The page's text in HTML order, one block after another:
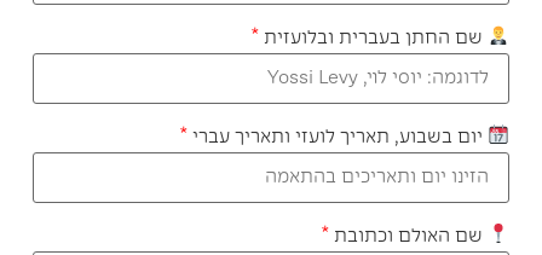
שם החתן בעברית ובלועזית *
יום בשבוע, תאריך לועזי ותאריך עברי *
שם האולם וכתובת *